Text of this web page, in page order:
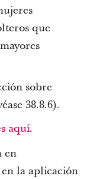
que
sobre
38.8.6).
aquí.
en
la aplicación